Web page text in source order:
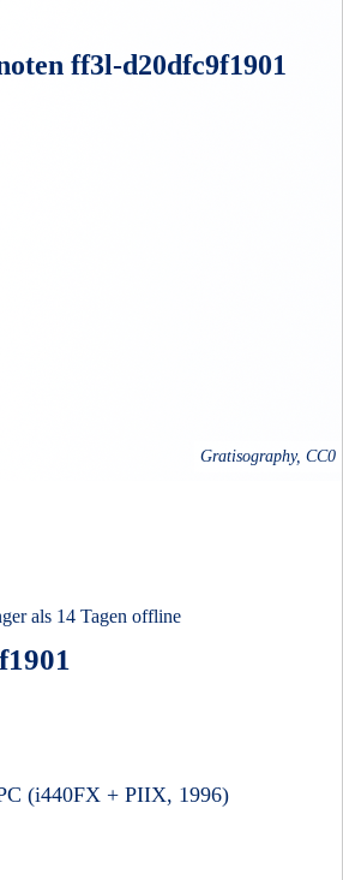
ff3l-d20dfc9f1901
Gratisography, CC0
als 14 Tagen offline
(i440FX + PIIX, 1996)